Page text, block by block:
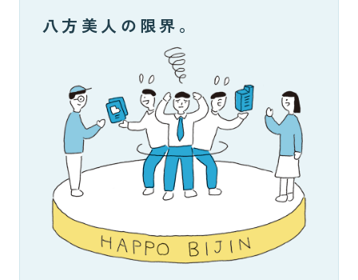
八方美人の限界。